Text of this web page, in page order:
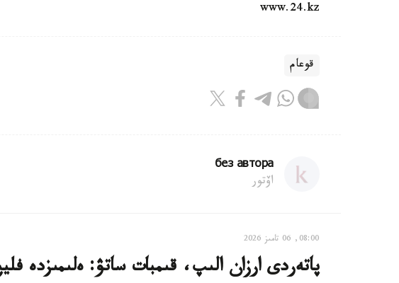
www.24.kz
قوعام
без автора
اۆتور
08:00, 06 تامىز 2026
پاتەردى ارزان الىپ، قىمبات ساتۋ: ەلىمىزدە